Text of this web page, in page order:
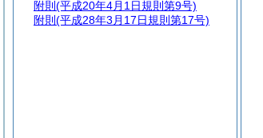
附則 (平成20年4月1日規則第9号)
附則 (平成28年3月17日規則第17号)